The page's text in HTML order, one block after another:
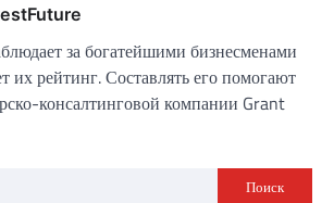
за богатейшими бизнесменами
их рейтинг. Составлять его помогают
консалтинговой компании Grant
Поиск